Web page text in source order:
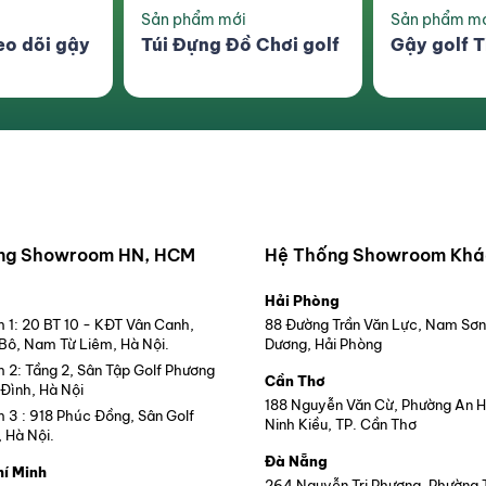
phù hợp với ai?
gậy sắt của họ, có thể là người mới chơi golf
cách và launch thì TaylorMade Stealth HD
TaylorMade đã được thiết kế để mang lại sự
hoặc cảm giác, khiến nó trở nên hoàn hảo
cải tiến trò chơi.
đến những người chơi golf có điểm chấp
trợ giúp để đưa bóng lên không trung, điều
giúp di chuyển trọng lượng sâu hơn.
mặt gậy vuông vức dễ dàng hơn và hạn chế
Chơi golf
Sản phẩm mới
Gậy golf Titliest SM8
Combo siêu
Lồng Tập
Showroom HN, HCM
1: 20 BT 10 - KĐT Vân Canh,
Nam Từ Liêm, Hà Nội.
2: Tầng 2, Sân Tập Golf Phương
Hà Nội
3 : 918 Phúc Đồng, Sân Golf
Hà Nội.
Minh
Hệ Thống Showroom
Hải Phòng
88 Đường Trần Văn Lực, Nam
Dương, Hải Phòng
Cần Thơ
188 Nguyễn Văn Cừ, Phường An
Ninh Kiều, TP. Cần Thơ
Đà Nẵng